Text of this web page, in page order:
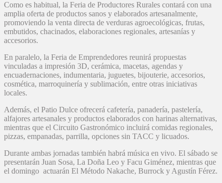
Como es habitual, la Feria de Productores Rurales contará con una
amplia oferta de productos sanos y elaborados artesanalmente,
promoviendo la venta directa de verduras agroecológicas, frutas,
embutidos, chacinados, elaboraciones regionales, artesanías y
accesorios.
En paralelo, la Feria de Emprendedores reunirá propuestas
vinculadas a impresión 3D, cerámica, macetas, agendas y
encuadernaciones, indumentaria, juguetes, bijouterie, accesorios,
cosmética, marroquinería y sublimación, entre otras iniciativas
locales.
Además, el Patio Dulce ofrecerá cafetería, panadería, pastelería,
alfajores artesanales y productos elaborados con harinas alternativas,
mientras que el Circuito Gastronómico incluirá comidas regionales,
pizzas, empanadas, parrilla, opciones sin TACC y licuados.
Durante ambas jornadas también habrá música en vivo. El sábado se
presentarán Juan Sosa, La Doña Leo y Facu Giménez, mientras que
el domingo actuarán El Método Nakache, Burrock y Agustín Férez.